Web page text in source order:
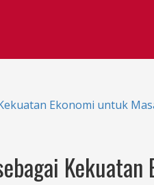
Ekonomi untuk